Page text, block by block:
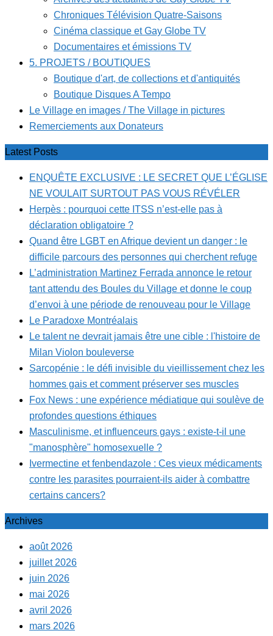
Chroniques Télévision Quatre-Saisons
Cinéma classique et Gay Globe TV
Documentaires et émissions TV
5. PROJETS / BOUTIQUES
Boutique d'art, de collections et d'antiquités
Boutique Disques A Tempo
Le Village en images / The Village in pictures
Remerciements aux Donateurs
Latest Posts
ENQUÊTE EXCLUSIVE : LE SECRET QUE L’ÉGLISE
NE VOULAIT SURTOUT PAS VOUS RÉVÉLER
Herpès : pourquoi cette ITSS n’est-elle pas à
déclaration obligatoire ?
Quand être LGBT en Afrique devient un danger : le
difficile parcours des personnes qui cherchent refuge
L’administration Martinez Ferrada annonce le retour
tant attendu des Boules du Village et donne le coup
d’envoi à une période de renouveau pour le Village
Le Paradoxe Montréalais
Le talent ne devrait jamais être une cible : l'histoire de
Milan Violon bouleverse
Sarcopénie : le défi invisible du vieillissement chez les
hommes gais et comment préserver ses muscles
Fox News : une expérience médiatique qui soulève de
profondes questions éthiques
Masculinisme, et influenceurs gays : existe-t-il une
"manosphère" homosexuelle ?
Ivermectine et fenbendazole : Ces vieux médicaments
contre les parasites pourraient-ils aider à combattre
certains cancers?
Archives
août 2026
juillet 2026
juin 2026
mai 2026
avril 2026
mars 2026